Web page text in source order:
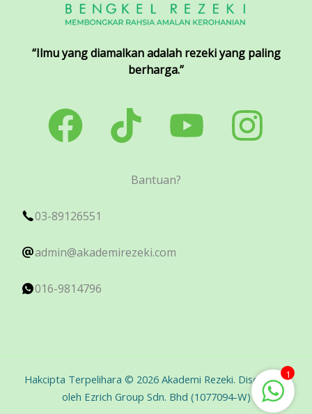
“Ilmu yang diamalkan adalah rezeki yang paling
berharga.”
Bantuan?
03-89126551
admin@akademirezeki.com
016-9814796
Hakcipta Terpelihara © 2026 Akademi Rezeki. Disediakan
oleh Ezrich Group Sdn. Bhd (1077094-W)
1